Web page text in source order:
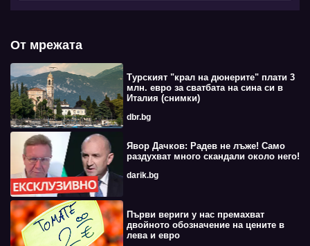
От мрежата
Турският "крал на дюнерите" плати 3
млн. евро за сватбата на сина си в
Италия (снимки)
dbr.bg
Явор Дачков: Радев не лъже! Само
раздухват много скандали около него!
darik.bg
Първи вериги у нас премахват
двойното обозначение на цените в
лева и евро